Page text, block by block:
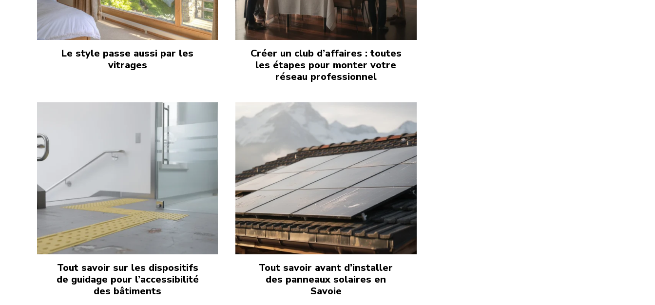
Le style passe aussi par les
vitrages
Créer un club d’affaires : toutes
les étapes pour monter votre
réseau professionnel
Tout savoir sur les dispositifs
de guidage pour l’accessibilité
des bâtiments
Tout savoir avant d’installer
des panneaux solaires en
Savoie